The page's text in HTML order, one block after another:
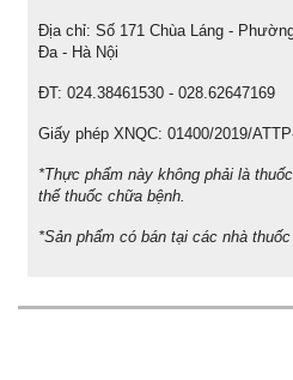
Địa chỉ: Số 171 Chùa Láng -
Đa - Hà Nội
ĐT: 024.38461530 - 028.62647169
Giấy phép XNQC: 01400/2019/
*Thực phẩm này không phải là
thế thuốc chữa bệnh.
*Sản phẩm có bán tại các nhà thuốc